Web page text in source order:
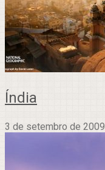
Índia
3 de setembro de 2009